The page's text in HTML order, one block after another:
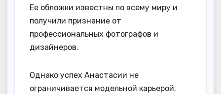
Ее обложки известны по всему миру и
получили признание от
профессиональных фотографов и
дизайнеров.
Однако успех Анастасии не
ограничивается модельной карьерой.